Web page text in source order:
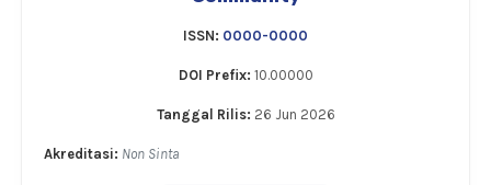
ISSN: 0000-0000
DOI Prefix: 10.00000
Tanggal Rilis: 26 Jun 2026
Akreditasi: Non Sinta